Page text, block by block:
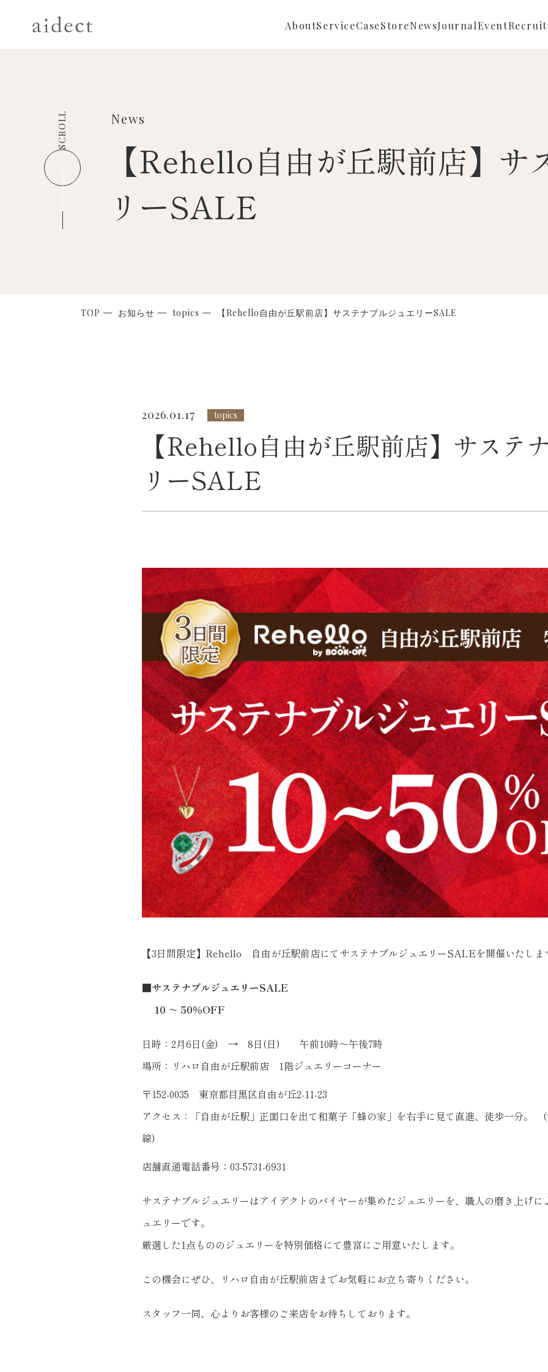
AboutService
Buying
CaseStoreNewsJournalEventRecruit
News
【Rehello自由が丘駅前店】サ
リーSALE
SCROLL
TOP お知らせ topics 【Rehello自由が丘駅前店】サステナブルジュエリーSALE
2026.01.17 topics
【Rehello自由が丘駅前店】サステ
リーSALE
【3日間限定】Rehello 自由が丘駅前店にてサステナブルジュエリーSALEを開催いたしま
■サステナブルジュエリーSALE
10 ～ 50％OFF
日時：2月6日(金) → 8日(日) 午前10時～午後7時
場所：リハロ自由が丘駅前店 1階ジュエリーコーナー
〒152-0035 東京都目黒区自由が丘2-11-23
アクセス：「自由が丘駅」正面口を出て和菓子「蜂の家」を右手に見て直進、徒歩一分。
線)
店舗直通電話番号：03-5731-6931
サステナブルジュエリーはアイデクトのバイヤーが集めたジュエリーを、職人の磨き上げ
ュエリーです。
厳選した1点もののジュエリーを特別価格にて豊富にご用意いたします。
この機会にぜひ、リハロ自由が丘駅前店までお気軽にお立ち寄りください。
スタッフ一同、心よりお客様のご来店をお待ちしております。